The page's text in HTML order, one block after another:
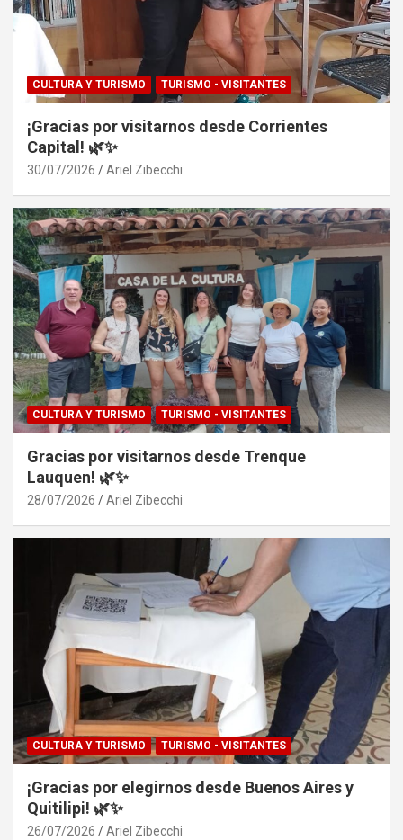
CULTURA Y TURISMO TURISMO - VISITANTES
¡Gracias por visitarnos desde Corrientes
Capital! 🌿✨
30/07/2026 Ariel Zibecchi
CULTURA Y TURISMO TURISMO - VISITANTES
Gracias por visitarnos desde Trenque
Lauquen! 🌿✨
28/07/2026 Ariel Zibecchi
CULTURA Y TURISMO TURISMO - VISITANTES
¡Gracias por elegirnos desde Buenos Aires y
Quitilipi! 🌿✨
26/07/2026 Ariel Zibecchi